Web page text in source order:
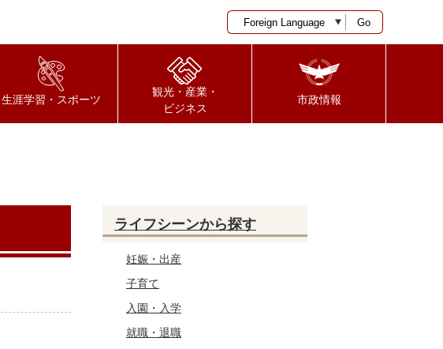
Go
生涯学習・スポーツ
観光・産業・
ビジネス
市政情報
ライフシーンから探す
妊娠・出産
子育て
入園・入学
就職・退職